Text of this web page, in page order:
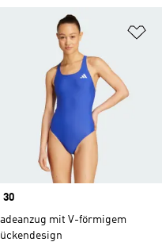
hinzufügen
30
mit V-förmigem